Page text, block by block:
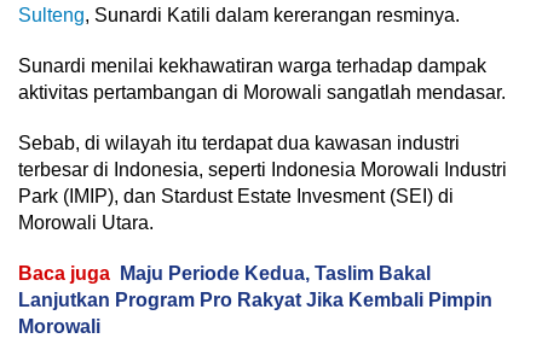
Sulteng, Sunardi Katili dalam kererangan resminya.
Sunardi menilai kekhawatiran warga terhadap dampak
aktivitas pertambangan di Morowali sangatlah mendasar.
Sebab, di wilayah itu terdapat dua kawasan industri
terbesar di Indonesia, seperti Indonesia Morowali Industri
Park (IMIP), dan Stardust Estate Invesment (SEI) di
Morowali Utara.
Baca juga
Maju Periode Kedua, Taslim Bakal
Lanjutkan Program Pro Rakyat Jika Kembali Pimpin
Morowali